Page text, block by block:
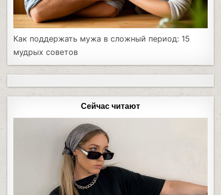
Как поддержать мужа в сложный период: 15
мудрых советов
Сейчас читают